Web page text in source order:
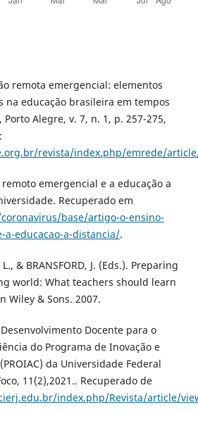
remota emergencial: elementos
na educação brasileira em tempos
Porto Alegre, v. 7, n. 1, p. 257-275,
revista/index.php/emrede/
remoto emergencial e a educação a
Recuperado em
base/artigo-o-ensino-
a-educacao-a-distancia/.
& BRANSFORD, J. (Eds.). Preparing
world: What teachers should learn
Wiley & Sons. 2007.
Desenvolvimento Docente para o
do Programa de Inovação e
da Universidade Federal
11(2),2021.. Recuperado de
index.php/Revista/article/